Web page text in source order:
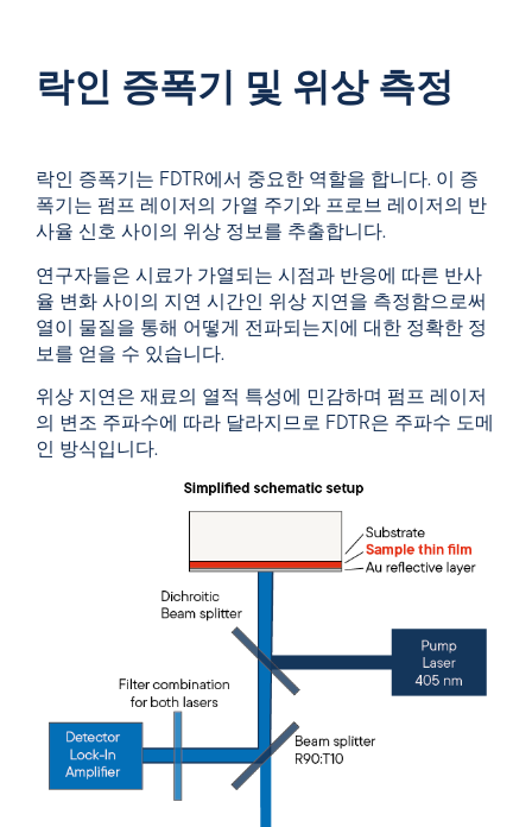
락인 증폭기 및 위상 측정
락인 증폭기는 FDTR에서 중요한 역할을 합니다. 이 증
폭기는 펌프 레이저의 가열 주기와 프로브 레이저의 반
사율 신호 사이의 위상 정보를 추출합니다.
연구자들은 시료가 가열되는 시점과 반응에 따른 반사
율 변화 사이의 지연 시간인 위상 지연을 측정함으로써
열이 물질을 통해 어떻게 전파되는지에 대한 정확한 정
보를 얻을 수 있습니다.
위상 지연은 재료의 열적 특성에 민감하며 펌프 레이저
의 변조 주파수에 따라 달라지므로 FDTR은 주파수 도메
인 방식입니다.